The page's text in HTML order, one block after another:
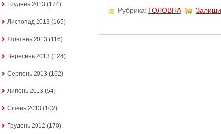
Грудень 2013 (174)
Листопад 2013 (165)
Жовтень 2013 (116)
Вересень 2013 (124)
Серпень 2013 (162)
Липень 2013 (54)
Січень 2013 (102)
Грудень 2012 (170)
Рубрика: ГОЛОВНА